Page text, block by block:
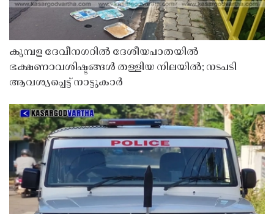
കുമ്പള ദേവീനഗറിൽ ദേശീയപാതയിൽ
ഭക്ഷണാവശിഷ്ടങ്ങൾ തള്ളിയ നിലയിൽ; നടപടി
ആവശ്യപ്പെട്ട് നാട്ടുകാർ